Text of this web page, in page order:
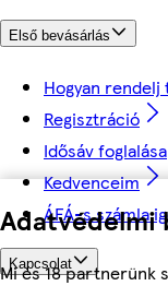
Adatvédelmi
Mi és 18 partnerünk
Első bevásárlás
Hogyan rendelj
Regisztráció
Idősáv foglalása
Kedvenceim
ÁFÁ-s számla
Kapcsolat